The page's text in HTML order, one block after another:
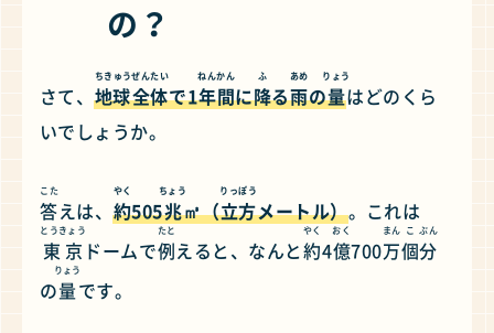
の？
さて、地球
ちきゅう
全体
ぜんたい
で1年
ねん
間
かん
に降
ふ
る雨
あめ
の量
りょう
はどのくら
いでしょうか。
答
こた
えは、約
やく
505兆
ちょう
㎥（立方
りっぽう
メートル）。これは
東京
とうきょう
ドームで例
たと
えると、なんと約
やく
4億
おく
700万
まん
個
こ
分
ぶん
の量
りょう
です。